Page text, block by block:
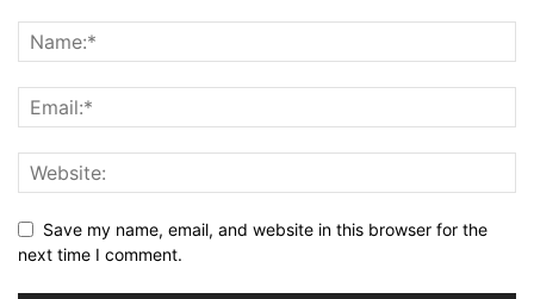
Save my name, email, and website in this browser for the
next time I comment.